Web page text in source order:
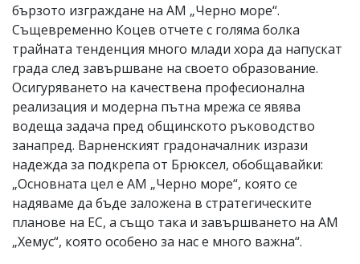
бързото изграждане на АМ „Черно море“.
Същевременно Коцев отчете с голяма болка
трайната тенденция много млади хора да напускат
града след завършване на своето образование.
Осигуряването на качествена професионална
реализация и модерна пътна мрежа се явява
водеща задача пред общинското ръководство
занапред. Варненският градоначалник изрази
надежда за подкрепа от Брюксел, обобщавайки:
„Основната цел е АМ „Черно море“, която се
надяваме да бъде заложена в стратегическите
планове на ЕС, а също така и завършването на АМ
„Хемус“, която особено за нас е много важна“.